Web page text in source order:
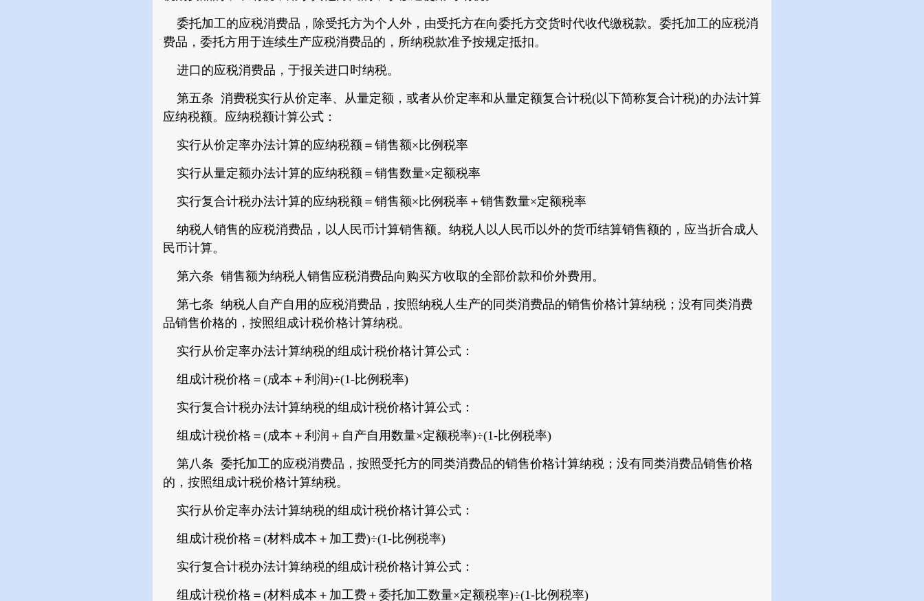
委托加工的应税消费品，除受托方为个人外，由受托方在向委托方交货时代收代缴税款。委托加工的应税消
费品，委托方用于连续生产应税消费品的，所纳税款准予按规定抵扣。
进口的应税消费品，于报关进口时纳税。
第五条 消费税实行从价定率、从量定额，或者从价定率和从量定额复合计税(以下简称复合计税)的办法计算
应纳税额。应纳税额计算公式：
实行从价定率办法计算的应纳税额＝销售额×比例税率
实行从量定额办法计算的应纳税额＝销售数量×定额税率
实行复合计税办法计算的应纳税额＝销售额×比例税率＋销售数量×定额税率
纳税人销售的应税消费品，以人民币计算销售额。纳税人以人民币以外的货币结算销售额的，应当折合成人
民币计算。
第六条 销售额为纳税人销售应税消费品向购买方收取的全部价款和价外费用。
第七条 纳税人自产自用的应税消费品，按照纳税人生产的同类消费品的销售价格计算纳税；没有同类消费
品销售价格的，按照组成计税价格计算纳税。
实行从价定率办法计算纳税的组成计税价格计算公式：
组成计税价格＝(成本＋利润)÷(1-比例税率)
实行复合计税办法计算纳税的组成计税价格计算公式：
组成计税价格＝(成本＋利润＋自产自用数量×定额税率)÷(1-比例税率)
第八条 委托加工的应税消费品，按照受托方的同类消费品的销售价格计算纳税；没有同类消费品销售价格
的，按照组成计税价格计算纳税。
实行从价定率办法计算纳税的组成计税价格计算公式：
组成计税价格＝(材料成本＋加工费)÷(1-比例税率)
实行复合计税办法计算纳税的组成计税价格计算公式：
组成计税价格＝(材料成本＋加工费＋委托加工数量×定额税率)÷(1-比例税率)